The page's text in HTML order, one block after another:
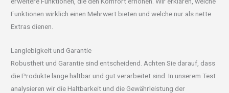
Funktionen wirklich einen Mehrwert bieten und welche nur als nette
Extras dienen.
Langlebigkeit und Garantie
Robustheit und Garantie sind entscheidend. Achten Sie darauf, dass
die Produkte lange haltbar und gut verarbeitet sind. In unserem Test
analysieren wir die Haltbarkeit und die Gewährleistung der